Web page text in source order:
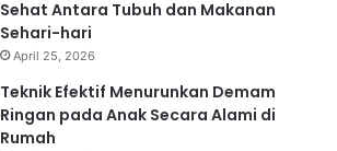
Sehat Antara Tubuh dan Makanan
Sehari-hari
April 25, 2026
Teknik Efektif Menurunkan Demam
Ringan pada Anak Secara Alami di
Rumah